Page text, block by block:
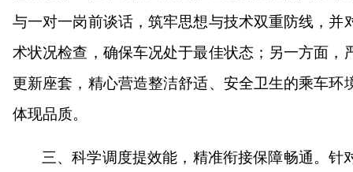
与一对一岗前谈话，筑牢思想与技术双重防线，并
术状况检查，确保车况处于最佳状态；另一方面，
更新座套，精心营造整洁舒适、安全卫生的乘车环
体现品质。
三、科学调度提效能，精准衔接保障畅通。针